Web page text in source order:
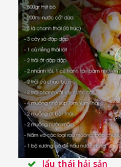
lẩu thái hải sản